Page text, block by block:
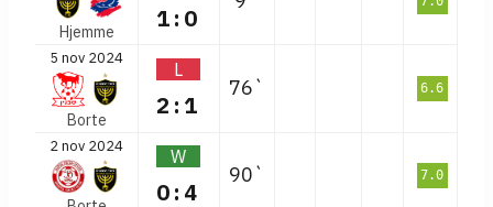
Hjemme 1:0
5 nov 2024
Borte
L
2:1
76` 6.6
2 nov 2024 W
0:4
90` 7.0